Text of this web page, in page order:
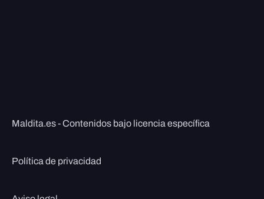
Maldita.es - Contenidos bajo licencia específica
Política de privacidad